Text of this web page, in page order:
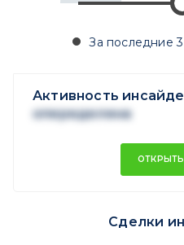
За последние
Активность
опеределена
Сделки